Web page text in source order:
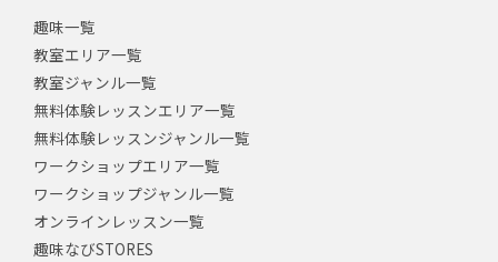
趣味一覧
教室エリア一覧
教室ジャンル一覧
無料体験レッスンエリア一覧
無料体験レッスンジャンル一覧
ワークショップエリア一覧
ワークショップジャンル一覧
オンラインレッスン一覧
趣味なびSTORES